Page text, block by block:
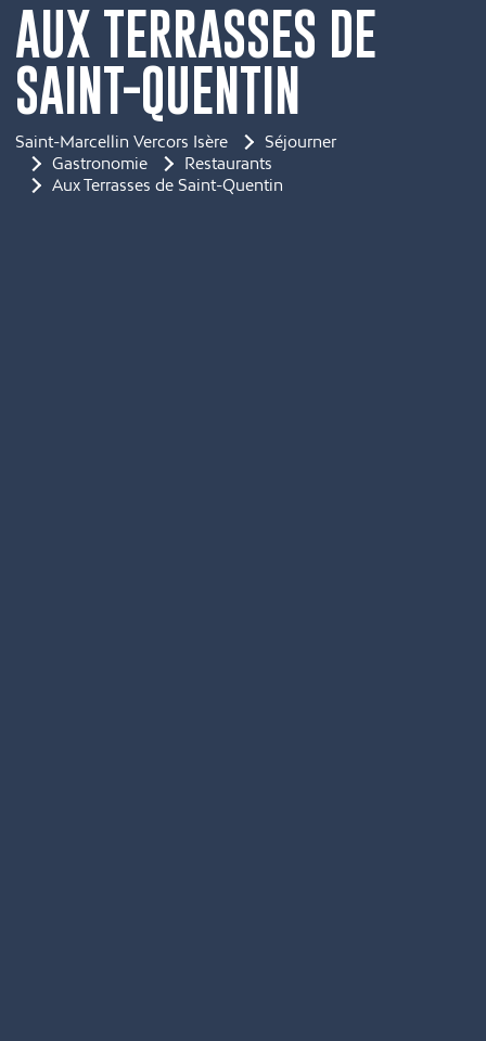
AUX TERRASSES DE
SAINT-QUENTIN
Saint-Marcellin Vercors Isère
Séjourner
Gastronomie
Restaurants
Aux Terrasses de Saint-Quentin